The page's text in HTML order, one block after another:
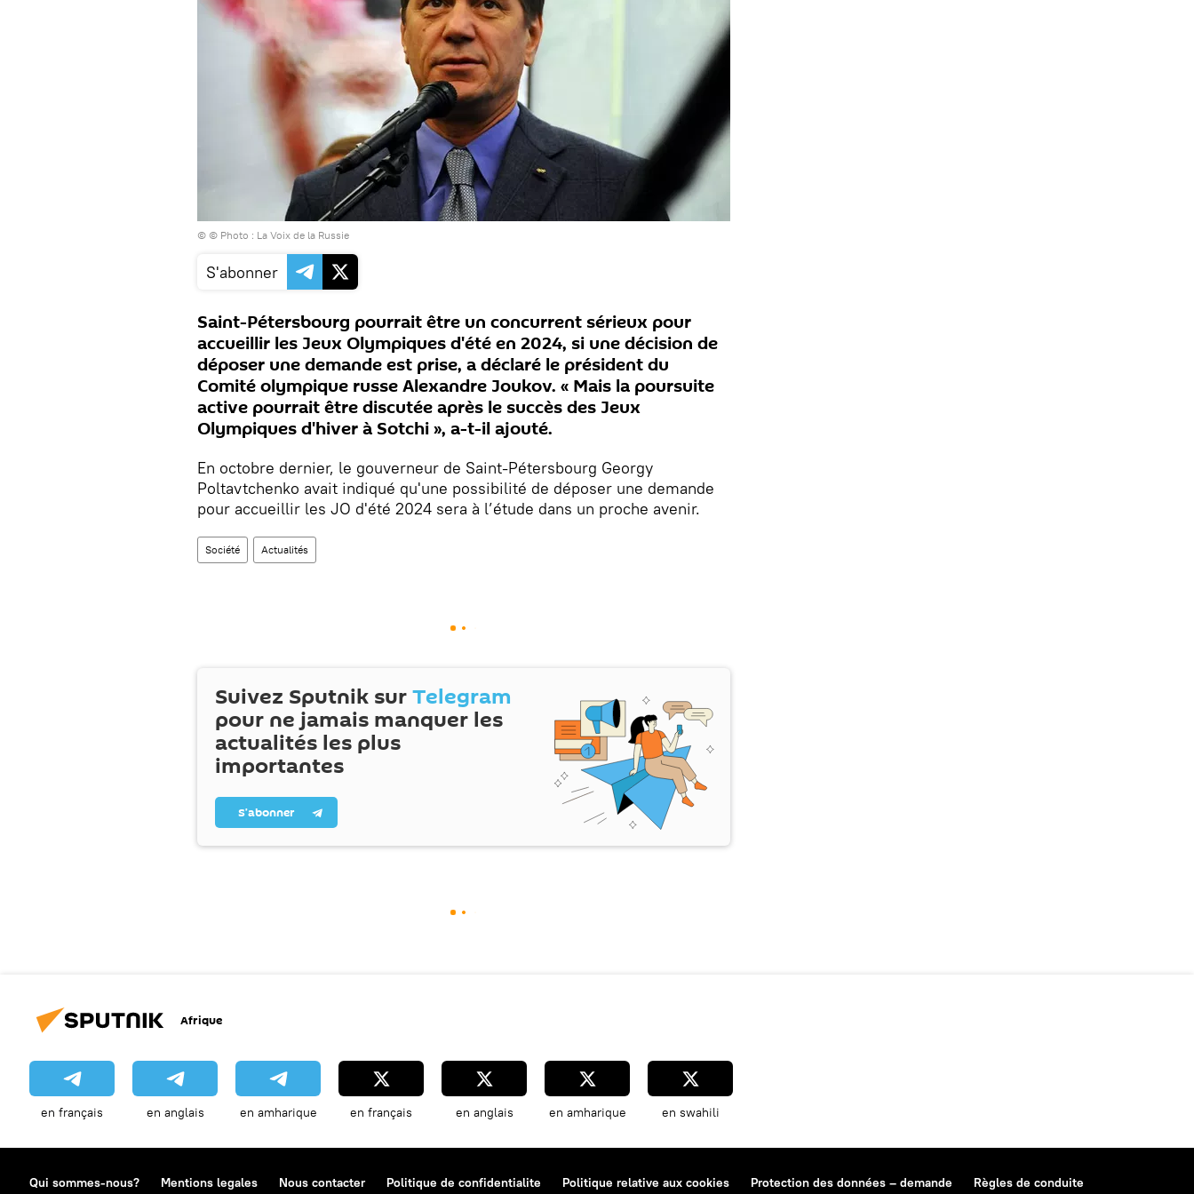
© © Photo : La Voix de la Russie
S'abonner
Saint-Pétersbourg pourrait être un concurrent sérieux pour
accueillir les Jeux Olympiques d'été en 2024, si une décision de
déposer une demande est prise, a déclaré le président du
Comité olympique russe Alexandre Joukov. « Mais la poursuite
active pourrait être discutée après le succès des Jeux
Olympiques d'hiver à Sotchi », a-t-il ajouté.
En octobre dernier, le gouverneur de Saint-Pétersbourg Georgy
Poltavtchenko avait indiqué qu'une possibilité de déposer une demande
pour accueillir les JO d'été 2024 sera à l’étude dans un proche avenir.
Société Actualités
Suivez Sputnik surTelegram
pour ne jamais manquer les
actualités les plus
importantes
S’abonner
Afrique
en français en anglais en amharique en français en anglais en amharique en swahili
Qui sommes-nous? Mentions legales Nous contacter Politique de confidentialite Politique relative aux cookies Protection des données – demande Règles de conduite